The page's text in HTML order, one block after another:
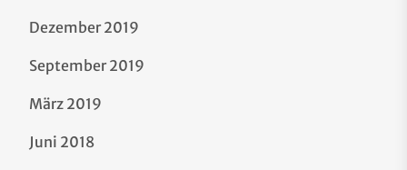
Dezember 2019
September 2019
März 2019
Juni 2018